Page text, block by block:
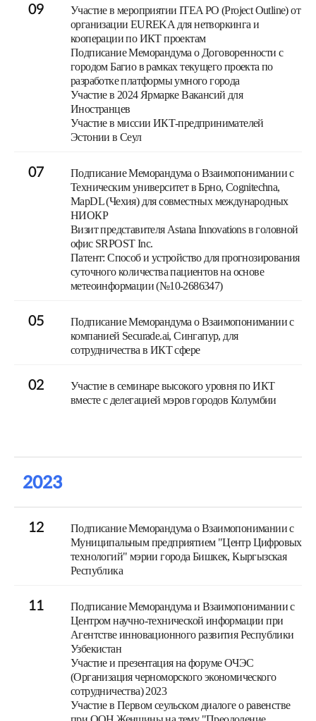
09
Участие в мероприятии ITEA PO (Project Outline) от
организации EUREKA для нетворкинга и
кооперации по ИКТ проектам
Подписание Меморандума о Договоренности с
городом Багио в рамках текущего проекта по
разработке платформы умного города
Участие в 2024 Ярмарке Вакансий для
Иностранцев
Участие в миссии ИКТ-предпринимателей
Эстонии в Сеул
07
Подписание Меморандума о Взаимопонимании с
Техническим университет в Брно, Cognitechna,
MapDL (Чехия) для совместных международных
НИОКР
Визит представителя Astana Innovations в головной
офис SRPOST Inc.
Патент: Способ и устройство для прогнозирования
суточного количества пациентов на основе
метеоинформации (№10-2686347)
05
Подписание Меморандума о Взаимопонимании с
компанией Securade.ai, Сингапур, для
сотрудничества в ИКТ сфере
02
Участие в семинаре высокого уровня по ИКТ
вместе с делегацией мэров городов Колумбии
2023
12
Подписание Меморандума о Взаимопонимании с
Муниципальным предприятием "Центр Цифровых
технологий" мэрии города Бишкек, Кыргызская
Республика
11
Подписание Меморандума и Взаимопонимании с
Центром научно-технической информации при
Агентстве инновационного развития Республики
Узбекистан
Участие и презентация на форуме ОЧЭС
(Организация черноморского экономического
сотрудничества) 2023
Участие в Первом сеульском диалоге о равенстве